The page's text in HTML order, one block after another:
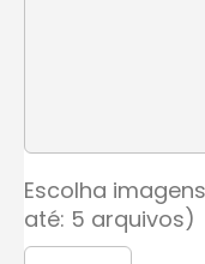
Escolha
até: 5 arquivos)